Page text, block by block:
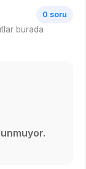
0 soru
burada